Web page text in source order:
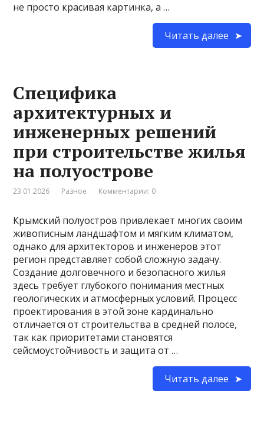
не просто красивая картинка, а …
Читать далее
Специфика
архитектурных и
инженерных решений
при строительстве жилья
на полуострове
23.01.2026 Разное Комментарии: 0
Крымский полуостров привлекает многих своим
живописным ландшафтом и мягким климатом,
однако для архитекторов и инженеров этот
регион представляет собой сложную задачу.
Создание долговечного и безопасного жилья
здесь требует глубокого понимания местных
геологических и атмосферных условий. Процесс
проектирования в этой зоне кардинально
отличается от строительства в средней полосе,
так как приоритетами становятся
сейсмоустойчивость и защита от …
Читать далее